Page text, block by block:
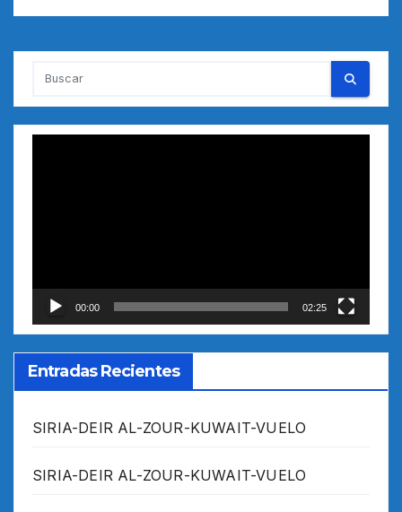
00:00 02:25
Entradas Recientes
SIRIA-DEIR AL-ZOUR-KUWAIT-VUELO
SIRIA-DEIR AL-ZOUR-KUWAIT-VUELO